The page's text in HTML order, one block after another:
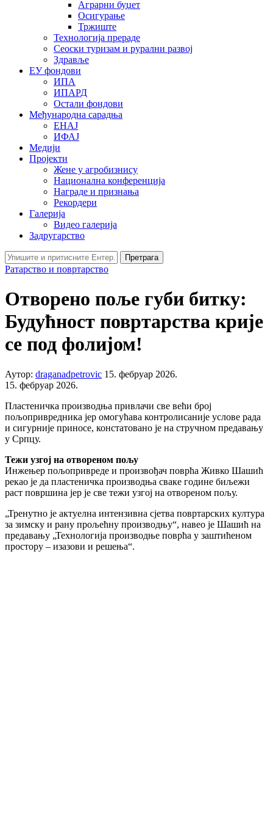
Аграрни буџет
Осигурање
Тржиште
Технологија прераде
Сеоски туризам и рурални развој
Здравље
ЕУ фондови
ИПА
ИПАРД
Остали фондови
Међународна сарадња
ЕНАЈ
ИФАЈ
Медији
Пројекти
Жене у агробизнису
Национална конференција
Награде и признања
Рекордери
Галерија
Видео галерија
Задругарство
Претрага
Ратарство и повртарство
Отворено поље губи битку:
Будућност повртарства крије
се под фолијом!
Аутор: draganadpetrovic 15. фебруар 2026.
15. фебруар 2026.
Пластеничка производња привлачи све већи број
пољопривредника јер омогућава контролисаније услове рада
и сигурније приносе, констатовано је на стручном предавању
у Српцу.
Тежи узгој на отвореном пољу
Инжењер пољопривреде и произвођач поврћа Живко Шашић
рекао је да пластеничка производња сваке године биљежи
раст површина јер је све тежи узгој на отвореном пољу.
„Тренутно је актуелна интензивна сјетва повртарских култура
за зимску и рану прољећну производњу“, навео је Шашић на
предавању „Технологија производње поврћа у заштићеном
простору – изазови и решења“.